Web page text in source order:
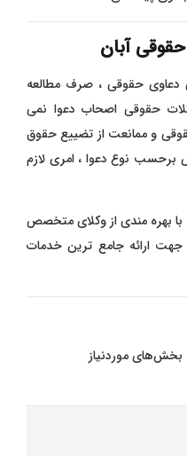
آبان
دعاوی حقوقی ، صرف مطالعه
حقوقی اصحاب دعوا نمی
و ممانعت از تضییع حقوق
نوع دعوا ، امری لازم
بهره مندی از وکلای متخصص
ارائه جامع ترین خدمات
بخش‌های موردنیاز